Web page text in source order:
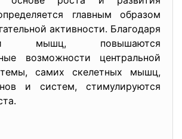
главным образом
активности. Благодаря
мышц, повышаются
возможности центральной
самих скелетных мышц,
и систем, стимулируются